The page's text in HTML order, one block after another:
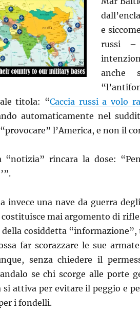
e
russi –
anche
titola: “Caccia russi a volo
automaticamente nel
“provocare” l’America, e non il
“notizia” rincara la dose:
invece una nave da guerra
mai argomento di
cosiddetta “informazione”,
far scorazzare le sue
senza chiedere il
se chi scorge alle porte
attiva per evitare il peggio e
i fondelli.